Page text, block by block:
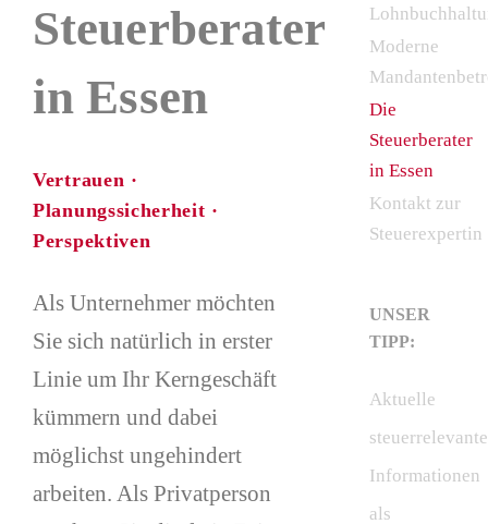
Steuerberater
in Essen
Vertrauen ·
Planungssicherheit ·
Perspektiven
Als Unternehmer möchten
Sie sich natürlich in erster
Linie um Ihr Kerngeschäft
kümmern und dabei
möglichst ungehindert
arbeiten. Als Privatperson
Moderne
Die
Steuerberater
in Essen
Kontakt zur
Steuerexpertin
UNSER
TIPP:
Aktuelle
steuerrelevante
Informationen
als